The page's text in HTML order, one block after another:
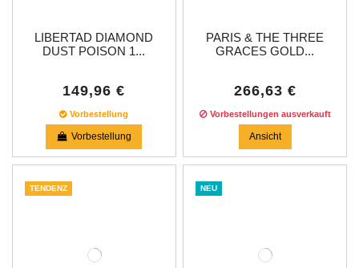
LIBERTAD DIAMOND
DUST POISON 1...
149,96 €
Vorbestellung
Vorbestellung
PARIS & THE THREE
GRACES GOLD...
266,63 €
Vorbestellungen ausverkauft
Ansicht
TENDENZ NEU